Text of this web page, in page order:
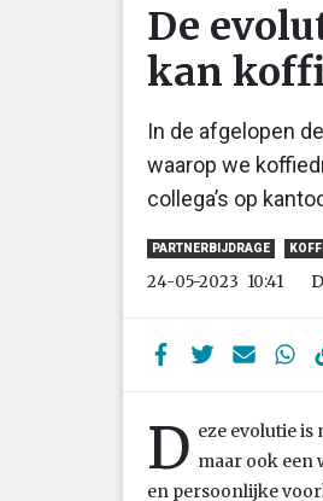
De
kan
In de afgelopen
waarop we
collega’s op
PARTNERBIJDRAGE
24-05-2023 10:41
D eze evolutie
maar ook een
en persoonlijke